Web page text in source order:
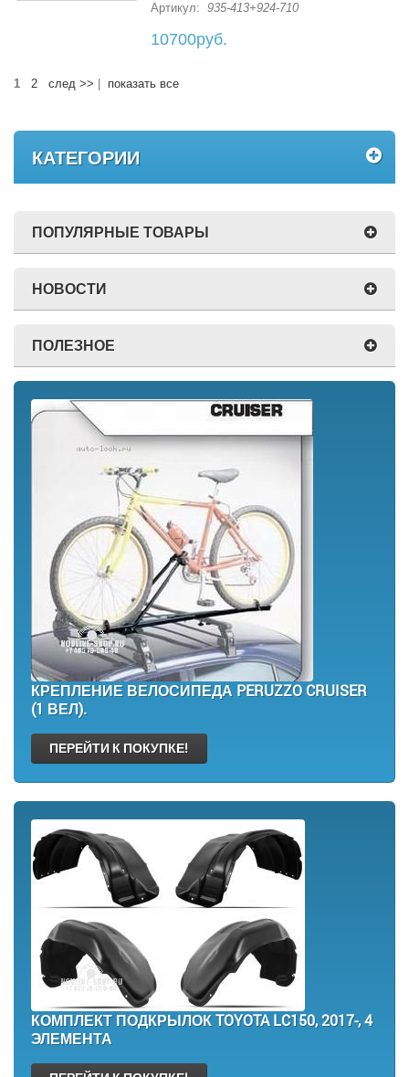
Артикул: 935-413+924-710
10700руб.
1 2 след >> показать все
КАТЕГОРИИ
ПОПУЛЯРНЫЕ ТОВАРЫ
НОВОСТИ
ПОЛЕЗНОЕ
КРЕПЛЕНИЕ ВЕЛОСИПЕДА PERUZZO CRUISER
(1 ВЕЛ).
ПЕРЕЙТИ К ПОКУПКЕ!
КОМПЛЕКТ ПОДКРЫЛОК TOYOTA LC150, 2017-, 4
ЭЛЕМЕНТА